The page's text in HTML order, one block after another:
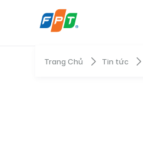
Trang Chủ Tin tức